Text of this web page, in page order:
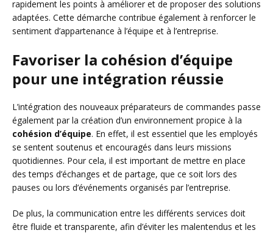
rapidement les points à améliorer et de proposer des solutions
adaptées. Cette démarche contribue également à renforcer le
sentiment d’appartenance à l’équipe et à l’entreprise.
Favoriser la cohésion d’équipe
pour une intégration réussie
L’intégration des nouveaux préparateurs de commandes passe
également par la création d’un environnement propice à la
cohésion d’équipe. En effet, il est essentiel que les employés
se sentent soutenus et encouragés dans leurs missions
quotidiennes. Pour cela, il est important de mettre en place
des temps d’échanges et de partage, que ce soit lors des
pauses ou lors d’événements organisés par l’entreprise.
De plus, la communication entre les différents services doit
être fluide et transparente, afin d’éviter les malentendus et les